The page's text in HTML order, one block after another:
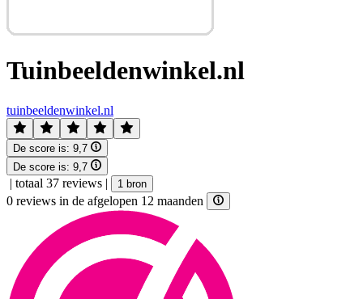
Tuinbeeldenwinkel.nl
tuinbeeldenwinkel.nl
De score is: 9,7
De score is: 9,7
| totaal 37 reviews | 1 bron
0 reviews in de afgelopen 12 maanden